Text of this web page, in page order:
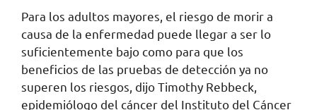
Para los adultos mayores, el riesgo de morir a
causa de la enfermedad puede llegar a ser lo
suficientemente bajo como para que los
beneficios de las pruebas de detección ya no
superen los riesgos, dijo Timothy Rebbeck,
epidemiólogo del cáncer del Instituto del Cáncer